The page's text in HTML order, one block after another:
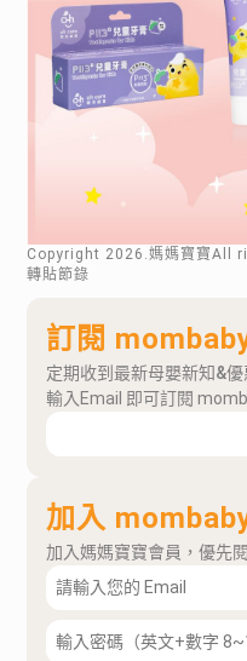
Copyright 2026 .媽媽寶寶All
轉貼節錄
訂閱
定期收到最新母嬰新知&優
輸入Email 即可訂閱
加入
加入媽媽寶寶會員，優先